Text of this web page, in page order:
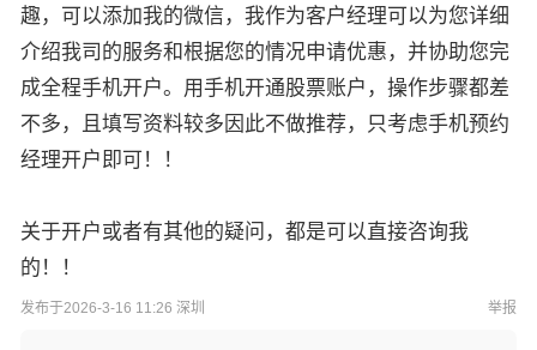
趣，可以添加我的微信，我作为客户经理可以为您详细
介绍我司的服务和根据您的情况申请优惠，并协助您完
成全程手机开户。用手机开通股票账户，操作步骤都差
不多，且填写资料较多因此不做推荐，只考虑手机预约
经理开户即可！！
关于开户或者有其他的疑问，都是可以直接咨询我
的！！
发布于2026-3-16 11:26 深圳 举报